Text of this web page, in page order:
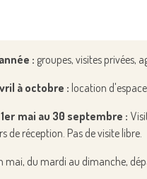
: groupes, visites privées,
à octobre : location
1er mai au 30 septembre : V
de réception. Pas de visite libre.
mai, du mardi au dimanche,